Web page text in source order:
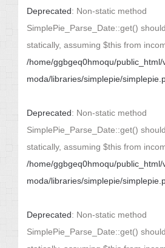
Deprecated: Non-static method
SimplePie_Parse_Date::get()
statically, assuming $this from
/home/ggbgeq0hmoqu/public_html/
moda/libraries/simplepie/
Deprecated: Non-static method
SimplePie_Parse_Date::get()
statically, assuming $this from
/home/ggbgeq0hmoqu/public_html/
moda/libraries/simplepie/
Deprecated: Non-static method
SimplePie_Parse_Date::get()